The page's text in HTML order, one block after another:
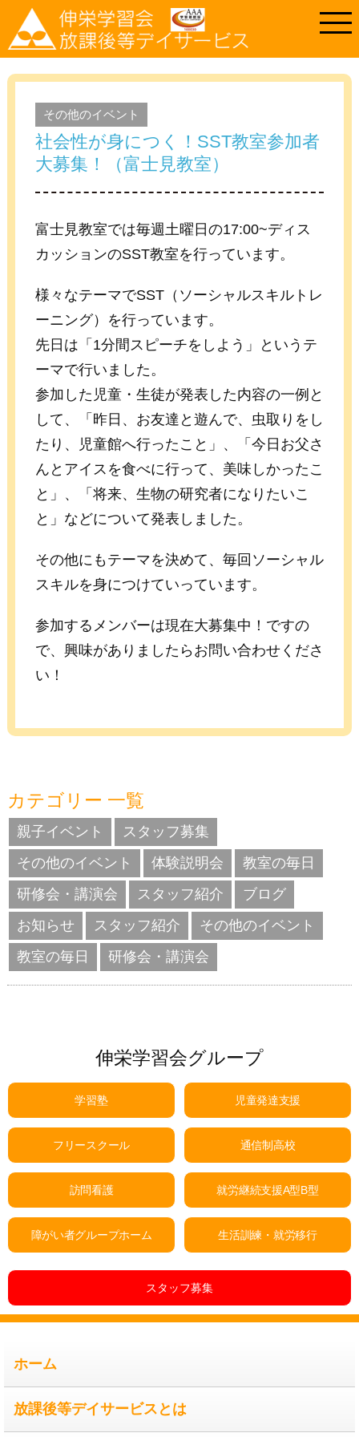
その他のイベント
社会性が身につく！SST教室参加者
大募集！（富士見教室）
富士見教室では毎週土曜日の17:00~ディス
カッションのSST教室を行っています。
様々なテーマでSST（ソーシャルスキルトレ
ーニング）を行っています。
先日は「1分間スピーチをしよう」というテ
ーマで行いました。
参加した児童・生徒が発表した内容の一例と
して、「昨日、お友達と遊んで、虫取りをし
たり、児童館へ行ったこと」、「今日お父さ
んとアイスを食べに行って、美味しかったこ
と」、「将来、生物の研究者になりたいこ
と」などについて発表しました。
その他にもテーマを決めて、毎回ソーシャル
スキルを身につけていっています。
参加するメンバーは現在大募集中！ですの
で、興味がありましたらお問い合わせくださ
い！
カテゴリー 一覧
親子イベント
スタッフ募集
その他のイベント
体験説明会
教室の毎日
研修会・講演会
スタッフ紹介
ブログ
お知らせ
スタッフ紹介
その他のイベント
教室の毎日
研修会・講演会
伸栄学習会グループ
学習塾 児童発達支援
フリースクール 通信制高校
訪問看護 就労継続支援A型B型
障がい者グループホーム 生活訓練・就労移行
スタッフ募集
ホーム
放課後等デイサービスとは